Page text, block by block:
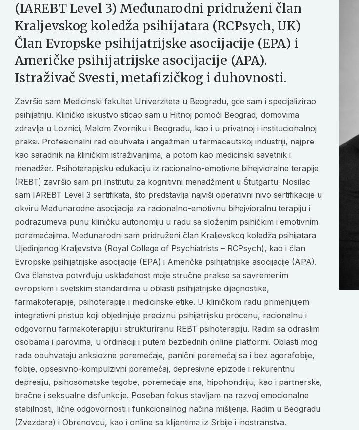
(IAREBT Level 3) Međunarodni pridruženi član
Kraljevskog koledža psihijatara (RCPsych, UK)
Član Evropske psihijatrijske asocijacije (EPA) i
Američke psihijatrijske asocijacije (APA).
Istraživač Svesti, metafizičkog i duhovnosti.
Završio sam Medicinski fakultet Univerziteta u Beogradu, gde sam i specijalizirao
psihijatriju. Kliničko iskustvo sticao sam u Hitnoj pomoći Beograd, domovima
zdravlja u Loznici, Malom Zvorniku i Beogradu, kao i u privatnoj i institucionalnoj
praksi. Profesionalni rad obuhvata i angažman u farmaceutskoj industriji, najpre
kao saradnik na kliničkim istraživanjima, a potom kao medicinski savetnik i
menadžer. Psihoterapijsku edukaciju iz racionalno-emotivne bihejvioralne terapije
(REBT) završio sam pri Institutu za kognitivni menadžment u Štutgartu. Nosilac
sam IAREBT Level 3 sertifikata, što predstavlja najviši operativni nivo sertifikacije u
okviru Međunarodne asocijacije za racionalno-emotivnu bihejvioralnu terapiju i
podrazumeva punu kliničku autonomiju u radu sa složenim psihičkim i emotivnim
poremećajima. Međunarodni sam pridruženi član Kraljevskog koledža psihijatara
Ujedinjenog Kraljevstva (Royal College of Psychiatrists – RCPsych), kao i član
Evropske psihijatrijske asocijacije (EPA) i Američke psihijatrijske asocijacije (APA).
Ova članstva potvrđuju usklađenost moje stručne prakse sa savremenim
evropskim i svetskim standardima u oblasti psihijatrijske dijagnostike,
farmakoterapije, psihoterapije i medicinske etike. U kliničkom radu primenjujem
integrativni pristup koji objedinjuje preciznu psihijatrijsku procenu, racionalnu i
odgovornu farmakoterapiju i strukturiranu REBT psihoterapiju. Radim sa odraslim
osobama i parovima, u ordinaciji i putem bezbednih online platformi. Oblasti mog
rada obuhvataju anksiozne poremećaje, panični poremećaj sa i bez agorafobije,
fobije, opsesivno-kompulzivni poremećaj, depresivne epizode i rekurentnu
depresiju, psihosomatske tegobe, poremećaje sna, hipohondriju, kao i partnerske,
bračne i seksualne disfunkcije. Poseban fokus stavljam na razvoj emocionalne
stabilnosti, lične odgovornosti i funkcionalnog načina mišljenja. Radim u Beogradu
(Zvezdara) i Obrenovcu, kao i online sa klijentima iz Srbije i inostranstva.